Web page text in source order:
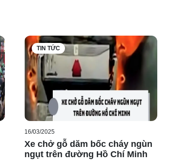
TIN TỨC
16/03/2025
Xe chở gỗ dăm bốc cháy ngùn
ngụt trên đường Hồ Chí Minh